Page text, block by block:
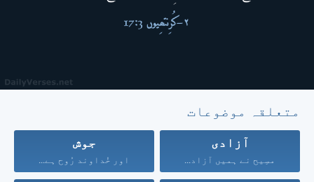
متعلقہ موضوعات
آزادی
مسِیح نے ہمیں آزاد...
جوش
اور خُداوند رُوح ہے...